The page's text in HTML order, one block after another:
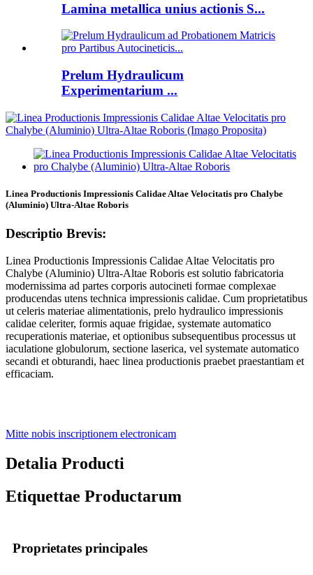
Lamina metallica unius actionis S...
Prelum Hydraulicum
Experimentarium ...
Linea Productionis Impressionis Calidae Altae Velocitatis pro Chalybe
(Aluminio) Ultra-Altae Roboris
Descriptio Brevis:
Linea Productionis Impressionis Calidae Altae Velocitatis pro
Chalybe (Aluminio) Ultra-Altae Roboris est solutio fabricatoria
modernissima ad partes corporis autocineti formae complexae
producendas utens technica impressionis calidae. Cum proprietatibus
ut celeris materiae alimentationis, prelo hydraulico impressionis
calidae celeriter, formis aquae frigidae, systemate automatico
recuperationis materiae, et optionibus subsequentibus processus ut
iaculatione globulorum, sectione laserica, vel systemate automatico
secandi et obturandi, haec linea productionis praebet praestantiam et
efficaciam.
Mitte nobis inscriptionem electronicam
Detalia Producti
Etiquettae Productarum
Proprietates principales